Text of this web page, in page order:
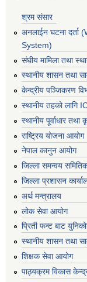
श्रम संसार
अनलाईन घटना
System)
संघीय मामिला तथा
स्थानीय शासन तथा
केन्द्रीय पञ्जिकरण
स्थानीय तहको लागि
स्थानीय पूर्वाधार
राष्ट्रिय योजना आयोग
नेपाल कानुन आयोग
जिल्ला समन्वय
जिल्ला प्रशासन
अर्थ मन्त्रालय
लोक सेवा आयोग
प्रिती फन्ट बाट
स्थानीय शासन तथा
शिक्षक सेवा आयोग
पाठ्यक्रम विकास